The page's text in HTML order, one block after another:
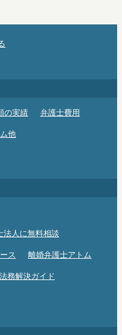
の実績 弁護士費用
他
法人に無料相談
ス 離婚弁護士アトム
務解決ガイド